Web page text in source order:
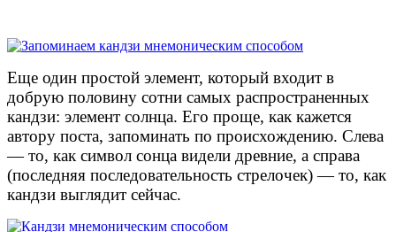
Еще один простой элемент, который входит в
добрую половину сотни самых распространенных
кандзи: элемент солнца. Его проще, как кажется
автору поста, запоминать по происхождению. Слева
— то, как символ сонца видели древние, а справа
(последняя последовательность стрелочек) — то, как
кандзи выглядит сейчас.